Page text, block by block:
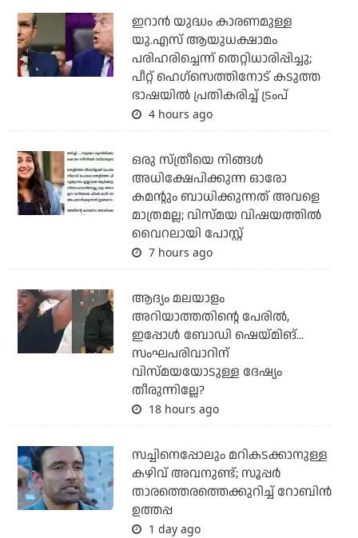
ഇറാന്‍ യുദ്ധം കാരണമുള്ള
യു.എസ് ആയുധക്ഷാമം
പരിഹരിച്ചെന്ന് തെറ്റിധാരിപ്പിച്ചു;
പീറ്റ് ഹെഗ്‌സെത്തിനോട് കടുത്ത
ഭാഷയില്‍ പ്രതികരിച്ച് ട്രംപ്
4 hours ago
ഒരു സ്ത്രീയെ നിങ്ങള്‍
അധിക്ഷേപിക്കുന്ന ഓരോ
കമന്റും ബാധിക്കുന്നത് അവളെ
മാത്രമല്ല; വിസ്മയ വിഷയത്തില്‍
വൈറലായി പോസ്റ്റ്
7 hours ago
ആദ്യം മലയാളം
അറിയാത്തതിന്റെ പേരില്‍,
ഇപ്പോള്‍ ബോഡി ഷെയ്മിങ്...
സംഘപരിവാറിന്
വിസ്മയയോടുള്ള ദേഷ്യം
തീരുന്നില്ലേ?
18 hours ago
സച്ചിനെപ്പോലും മറികടക്കാനുള്ള
കഴിവ് അവനുണ്ട്; സൂപ്പര്‍
താരത്തെരത്തെക്കുറിച്ച് റോബിന്‍
ഉത്തപ്പ
1 day ago